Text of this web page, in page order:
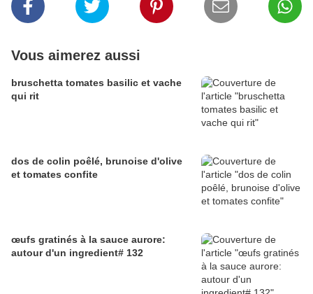
Vous aimerez aussi
bruschetta tomates basilic et vache
qui rit
dos de colin poêlé, brunoise d'olive
et tomates confite
œufs gratinés à la sauce aurore:
autour d'un ingredient# 132